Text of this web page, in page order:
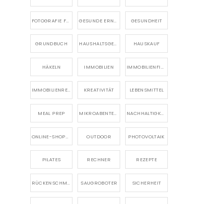
FOTOGRAFIE FÜR ANFÄNGER GESUNDE ERNÄHRUNG GESUNDHEIT
GRUNDBUCH HAUSHALTSGERÄTE HAUSKAUF
HÄKELN IMMOBILIEN IMMOBILIENFINANZIERUNG
IMMOBILIENRECHT KREATIVITÄT LEBENSMITTEL
MEAL PREP MIKROABENTEUER NACHHALTIGKEIT
ONLINE-SHOPPING OUTDOOR PHOTOVOLTAIK
PILATES RECHNER REZEPTE
RÜCKENSCHMERZEN SAUGROBOTER SICHERHEIT